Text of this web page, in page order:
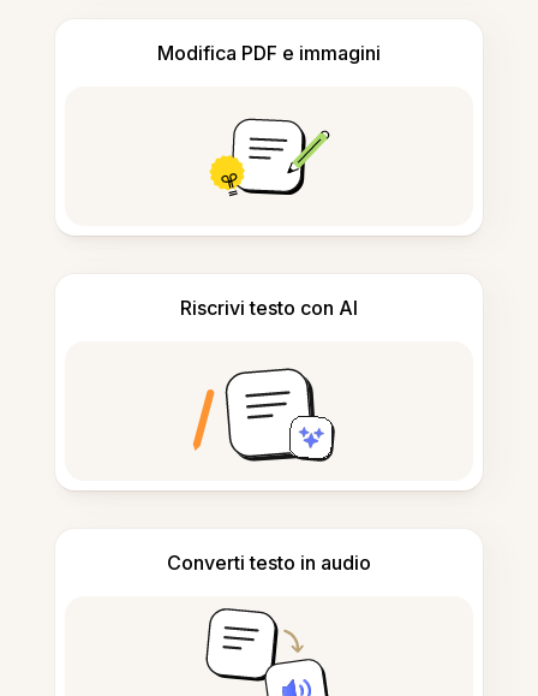
Modifica PDF e immagini
Riscrivi testo con AI
Converti testo in audio